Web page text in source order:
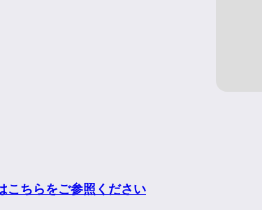
こちらをご参照ください